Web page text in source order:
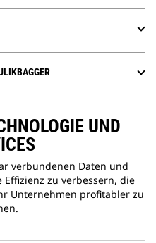
UND
verbundenen Daten und
zu verbessern, die
Unternehmen profitabler zu